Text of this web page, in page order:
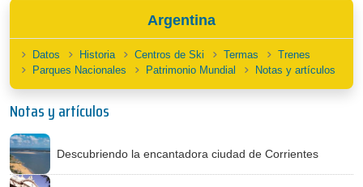
Argentina
Datos Historia Centros de Ski Termas
Trenes
Parques Nacionales
Patrimonio Mundial Notas y artículos
Notas y artículos
Descubriendo la encantadora ciudad de Corrientes